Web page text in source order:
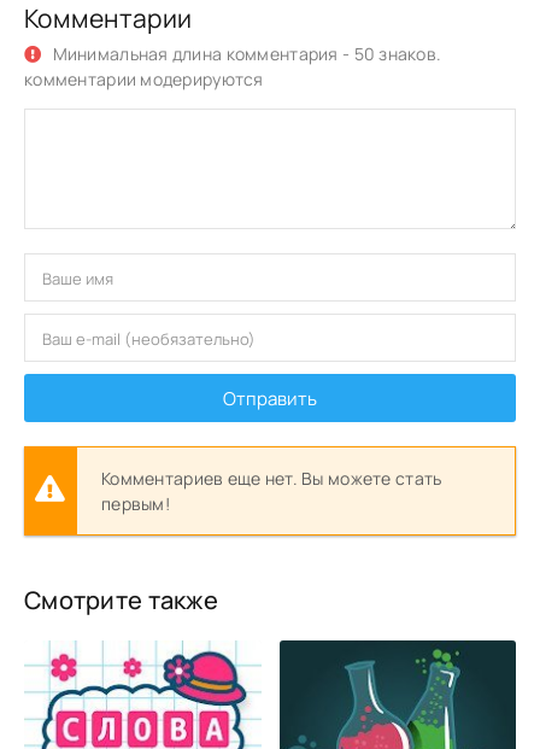
Комментарии
Минимальная длина комментария - 50 знаков.
комментарии модерируются
Отправить
Комментариев еще нет. Вы можете стать
первым!
Смотрите также